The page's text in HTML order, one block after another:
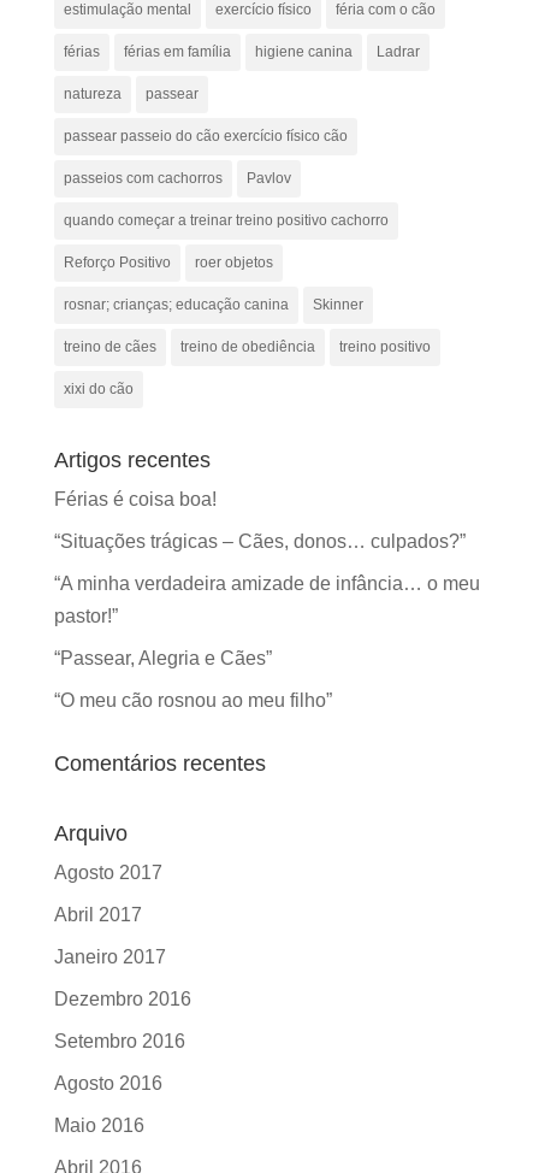
estimulação mental exercício físico féria com o cão
férias férias em família higiene canina Ladrar
natureza passear
passear passeio do cão exercício físico cão
passeios com cachorros Pavlov
quando começar a treinar treino positivo cachorro
Reforço Positivo roer objetos
rosnar; crianças; educação canina Skinner
treino de cães treino de obediência treino positivo
xixi do cão
Artigos recentes
Férias é coisa boa!
“Situações trágicas – Cães, donos… culpados?”
“A minha verdadeira amizade de infância… o meu
pastor!”
“Passear, Alegria e Cães”
“O meu cão rosnou ao meu filho”
Comentários recentes
Arquivo
Agosto 2017
Abril 2017
Janeiro 2017
Dezembro 2016
Setembro 2016
Agosto 2016
Maio 2016
Abril 2016